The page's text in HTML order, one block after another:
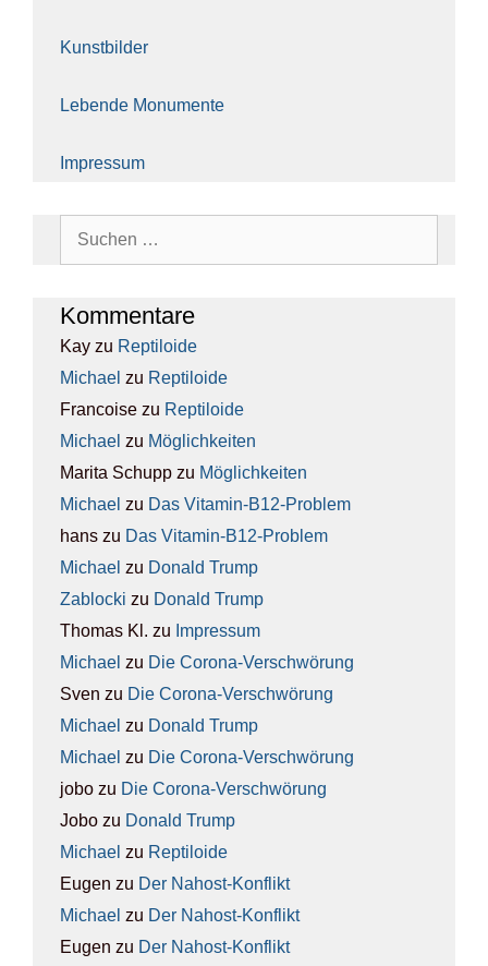
Kunst­bil­der
Leben­de Monu­men­te
Impres­sum
Kom­men­ta­re
Kay zu Rep­ti­lo­ide
Michael zu Rep­ti­lo­ide
Francoise zu Rep­ti­lo­ide
Michael zu Mög­lich­kei­ten
Marita Schupp zu Mög­lich­kei­ten
Michael zu Das Vit­amin-B12-Pro­blem
hans zu Das Vit­amin-B12-Pro­blem
Michael zu Donald Trump
Zablocki zu Donald Trump
Thomas Kl. zu Impres­sum
Michael zu Die Coro­na-Ver­schwö­rung
Sven zu Die Coro­na-Ver­schwö­rung
Michael zu Donald Trump
Michael zu Die Coro­na-Ver­schwö­rung
jobo zu Die Coro­na-Ver­schwö­rung
Jobo zu Donald Trump
Michael zu Rep­ti­lo­ide
Eugen zu Der Nah­ost-Kon­flikt
Michael zu Der Nah­ost-Kon­flikt
Eugen zu Der Nah­ost-Kon­flikt